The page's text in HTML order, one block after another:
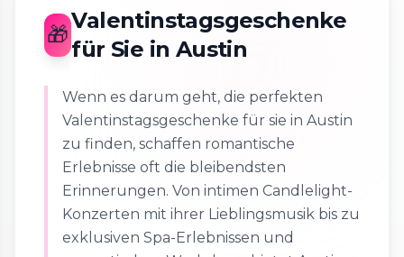
🎁
Valentinstagsgeschenke
für Sie in Austin
Wenn es darum geht, die perfekten
Valentinstagsgeschenke für sie in Austin
zu finden, schaffen romantische
Erlebnisse oft die bleibendsten
Erinnerungen. Von intimen Candlelight-
Konzerten mit ihrer Lieblingsmusik bis zu
exklusiven Spa-Erlebnissen und